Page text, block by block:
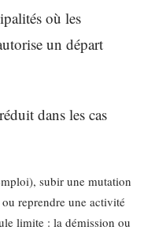
où les
un départ
dans les cas
subir une mutation
reprendre une activité
limite : la démission ou